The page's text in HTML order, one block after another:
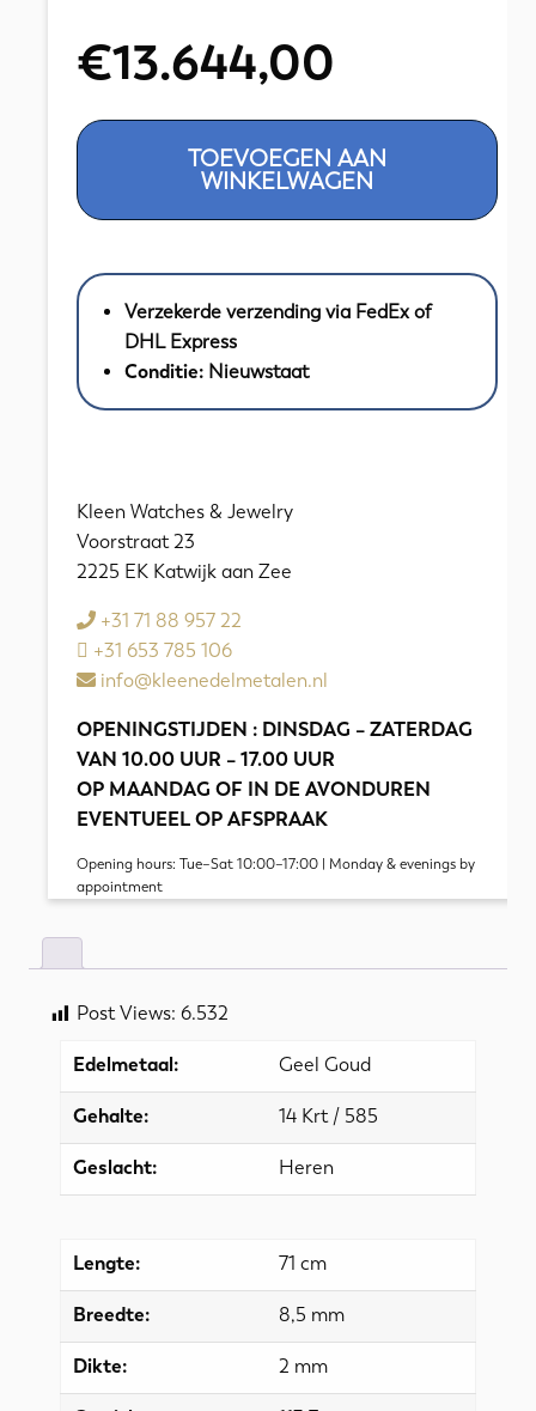
€13.644,00
Prachtige
Ketting
Koffieboon
Cartier
Schakel
113.7
TOEVOEGEN AAN
WINKELWAGEN
Verzekerde verzending via FedEx of
DHL Express
Conditie: Nieuwstaat
Kleen Watches & Jewelry
Voorstraat 23
2225 EK Katwijk aan Zee
+31 71 88 957 22
+31 653 785 106
info@kleenedelmetalen.nl
OPENINGSTIJDEN : DINSDAG – ZATERDAG
VAN 10.00 UUR – 17.00 UUR
OP MAANDAG OF IN DE AVONDUREN
EVENTUEEL OP AFSPRAAK
Opening hours: Tue–Sat 10:00–17:00 | Monday & evenings by
appointment
Post Views: 6.532
Edelmetaal: Geel Goud
Gehalte: 14 Krt / 585
Geslacht: Heren
Lengte: 71 cm
Breedte: 8,5 mm
Dikte: 2 mm